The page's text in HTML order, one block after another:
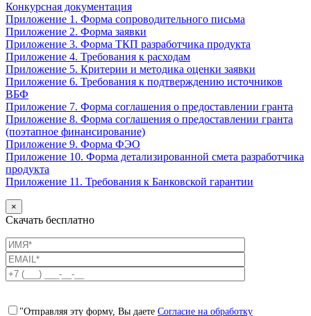
Конкурсная документация
Приложение 1. Форма сопроводительного письма
Приложение 2. Форма заявки
Приложение 3. Форма ТКП разработчика продукта
Приложение 4. Требования к расходам
Приложение 5. Критерии и методика оценки заявки
Приложение 6. Требования к подтверждению источников
ВБФ
Приложение 7. Форма соглашения о предоставлении гранта
Приложение 8. Форма соглашения о предоставлении гранта
(поэтапное финансирование)
Приложение 9. Форма ФЭО
Приложение 10. Форма детализированной смета разработчика
продукта
Приложение 11. Требования к Банковской гарантии
×
Скачать бесплатно
"Отправляя эту форму, Вы даете Согласие на обработку